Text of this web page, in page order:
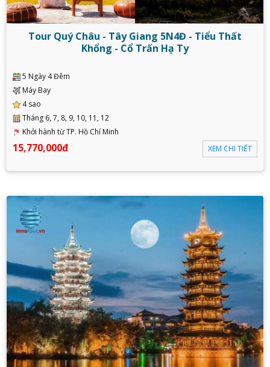
Tour Quý Châu - Tây Giang 5N4Đ - Tiểu Thất
Khổng - Cổ Trấn Hạ Ty
5 Ngày 4 Đêm
Máy Bay
4 sao
Tháng 6, 7, 8, 9, 10, 11, 12
Khởi hành từ TP. Hồ Chí Minh
15,770,000đ XEM CHI TIẾT